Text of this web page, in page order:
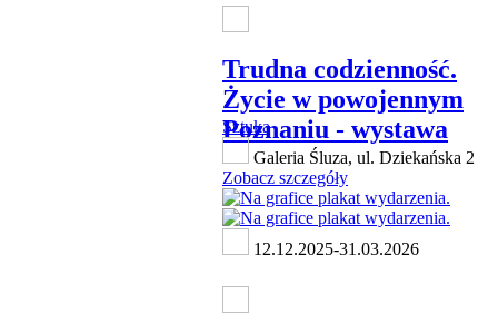
Trudna codzienność.
Życie w powojennym
Poznaniu - wystawa
Sztuka
Galeria Śluza, ul. Dziekańska 2
Zobacz szczegóły
12.12.2025-31.03.2026